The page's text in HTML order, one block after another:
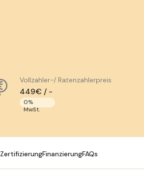
Vollzahler-/ Ratenzahlerpreis
449€ / -
0%
MwSt.
ZertifizierungFinanzierungFAQs